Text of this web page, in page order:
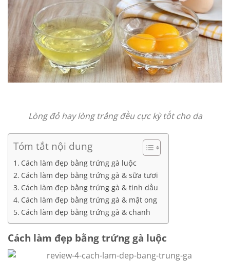
Lòng đỏ hay lòng trắng đều cực kỳ tốt cho da
Tóm tắt nội dung
Cách làm đẹp bằng trứng gà luộc
Cách làm đẹp bằng trứng gà & sữa tươi
Cách làm đẹp bằng trứng gà & tinh dầu
Cách làm đẹp bằng trứng gà & mật ong
Cách làm đẹp bằng trứng gà & chanh
Cách làm đẹp bằng trứng gà luộc